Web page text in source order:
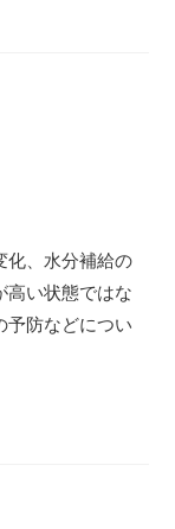
化、水分補給の
高い状態ではな
予防などについ